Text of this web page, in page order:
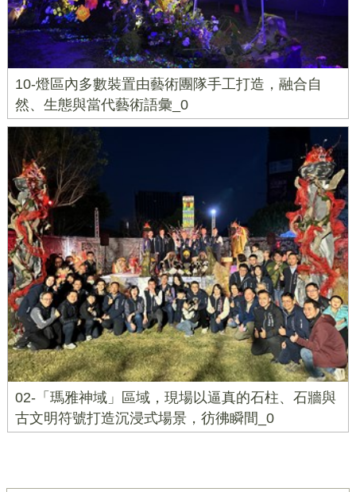
10-燈區內多數裝置由藝術團隊手工打造，融合自
然、生態與當代藝術語彙_0
02-「瑪雅神域」區域，現場以逼真的石柱、石牆與
古文明符號打造沉浸式場景，彷彿瞬間_0